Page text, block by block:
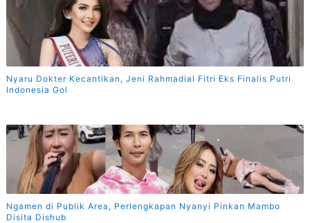
Nyaru Dokter Kecantikan, Jeni Rahmadial Fitri Eks Finalis Putri
Indonesia Gol
Ngamen di Publik Area, Perlengkapan Nyanyi Pinkan Mambo
Disita Dishub